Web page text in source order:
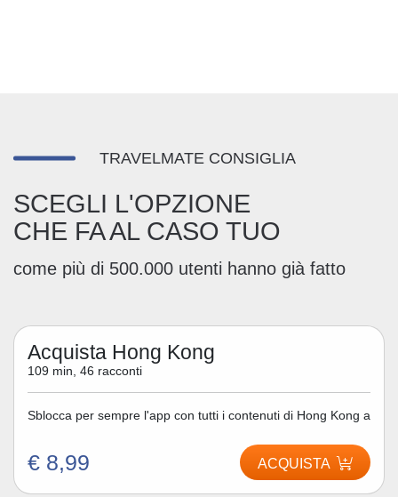
TRAVELMATE CONSIGLIA
SCEGLI L'OPZIONE
CHE FA AL CASO TUO
come più di 500.000 utenti hanno già fatto
Acquista Hong Kong
109 min, 46 racconti
Sblocca per sempre l'app con tutti i contenuti di Hong Kong a
€ 8,99 ACQUISTA